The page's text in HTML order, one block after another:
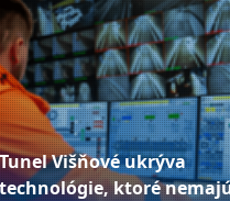
Tunel Višňové ukrýva
technológie, ktoré